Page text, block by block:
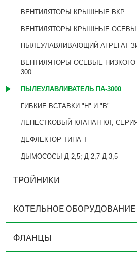
ВЕНТИЛЯТОРЫ КРЫШНЫЕ ВКР
ВЕНТИЛЯТОРЫ КРЫШНЫЕ
ПЫЛЕУЛАВЛИВАЮЩИЙ АГРЕГАТ
ВЕНТИЛЯТОРЫ ОСЕВЫЕ НИЗКОГО
300
ПЫЛЕУЛАВЛИВАТЕЛЬ ПА-3000
ГИБКИЕ ВСТАВКИ "Н" И "В"
ЛЕПЕСТКОВЫЙ КЛАПАН КЛ, СЕРИЯ
ДЕФЛЕКТОР ТИПА Т
ДЫМОСОСЫ Д-2,5; Д-2,7 Д-3,5
ТРОЙНИКИ
КОТЕЛЬНОЕ ОБОРУДОВАНИЕ
ФЛАНЦЫ